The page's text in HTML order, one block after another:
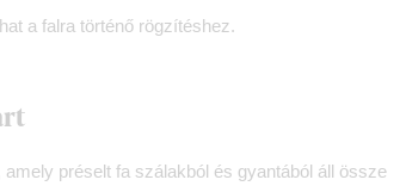
a falra történő rögzítéshez.
amely préselt fa szálakból és gyantából áll össze